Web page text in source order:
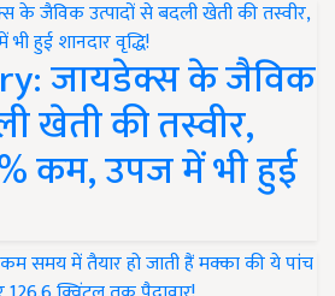
जायडेक्स के जैविक
खेती की तस्वीर,
कम, उपज में भी हुई